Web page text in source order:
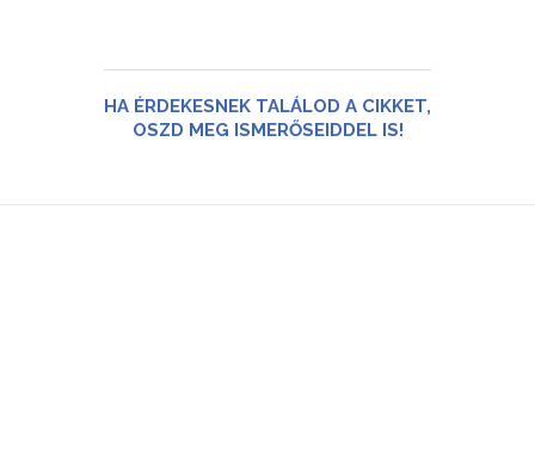
HA ÉRDEKESNEK TALÁLOD A CIKKET,
OSZD MEG ISMERŐSEIDDEL IS!